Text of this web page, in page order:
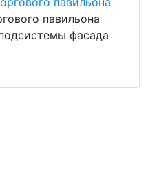
павильона
фасада